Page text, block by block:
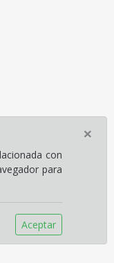
con
para
Aceptar
×